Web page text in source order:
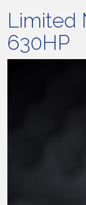
Limited
630HP